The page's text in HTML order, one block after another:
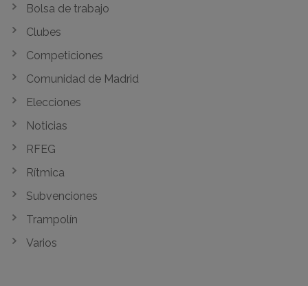
Bolsa de trabajo
Clubes
Competiciones
Comunidad de Madrid
Elecciones
Noticias
RFEG
Rítmica
Subvenciones
Trampolín
Varios